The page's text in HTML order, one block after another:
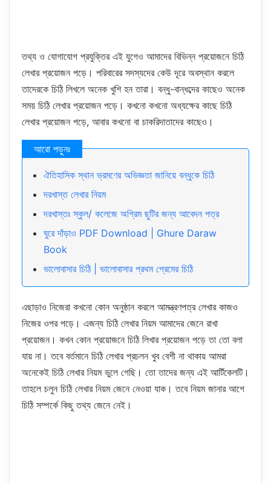
তথ্য ও যোগাযোগ প্রযুক্তির এই যুগেও আমাদের বিভিন্ন প্রয়োজনে চিঠি
লেখার প্রয়োজন পড়ে। পরিবারের সদস্যদের কেউ দূরে অবস্থান করলে
তাদেরকে চিঠি লিখলে অনেক খুশি হন তারা। বন্ধু-বান্ধব্দের কাছেও অনেক
সময় চিঠি লেখার প্রয়োজন পড়ে। কখনো কখনো অধ্যক্ষের কাছে চিঠি
লেখার প্রয়োজন পড়ে, আবার কখনো বা চাকরিদাতাদের কাছেও।
ঐতিহাসিক স্থান ভ্রমণের অভিজ্ঞতা জানিয়ে বন্ধুকে চিঠি
দরখাস্ত লেখার নিয়ম
দরখাস্তঃ স্কুল/ কলেজে অগ্রিম ছুটির জন্য আবেদন পত্র
ঘুরে দাঁড়াও PDF Download | Ghure Daraw
Book
ভালোবাসার চিঠি | ভালোবাসার প্রথম প্রেমের চিঠি
এছাড়াও নিজেরা কখনো কোন অনুষ্ঠান করলে আমন্ত্রণপত্র লেখার কাজও
নিজের ওপর পড়ে। এজন্য চিঠি লেখার নিয়ম আমাদের জেনে রাখা
প্রয়োজন। কখন কোন প্রয়োজনে চিঠি লিখার প্রয়োজন পড়ে তা তো বলা
যায় না। তবে বর্তমানে চিঠি লেখার প্রচলন খুব বেশী না থাকায় আমরা
অনেকেই চিঠি লেখার নিয়ম ভুলে গেছি। তো তাদের জন্য এই আর্টিকেলটি।
তাহলে চলুন চিঠি লেখার নিয়ম জেনে নেওয়া যাক। তবে নিয়ম জানার আগে
চিঠি সম্পর্কে কিছু তথ্য জেনে নেই।